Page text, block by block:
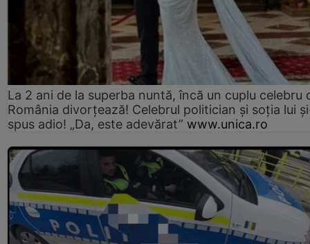
La 2 ani de la superba nuntă, încă un cuplu celebru
România divorțează! Celebrul politician și soția lui
spus adio! „Da, este adevărat” www.unica.ro